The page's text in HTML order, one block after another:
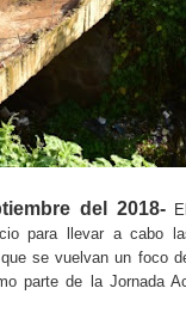
del 2018-
para llevar a cabo
se vuelvan un foco
parte de la Jornada